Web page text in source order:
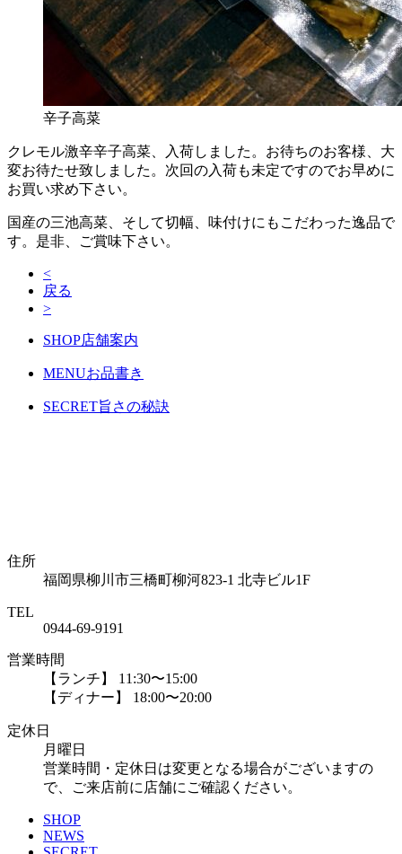
辛子高菜
クレモル激辛辛子高菜、入荷しました。お待ちのお客様、大
変お待たせ致しました。次回の入荷も未定ですのでお早めに
お買い求め下さい。
国産の三池高菜、そして切幅、味付けにもこだわった逸品で
す。是非、ご賞味下さい。
<
戻る
>
SHOP店舗案内
MENUお品書き
SECRET旨さの秘訣
住所
福岡県柳川市三橋町柳河823-1 北寺ビル1F
TEL
0944-69-9191
営業時間
【ランチ】 11:30〜15:00
【ディナー】 18:00〜20:00
定休日
月曜日
営業時間・定休日は変更となる場合がございますの
で、ご来店前に店舗にご確認ください。
SHOP
NEWS